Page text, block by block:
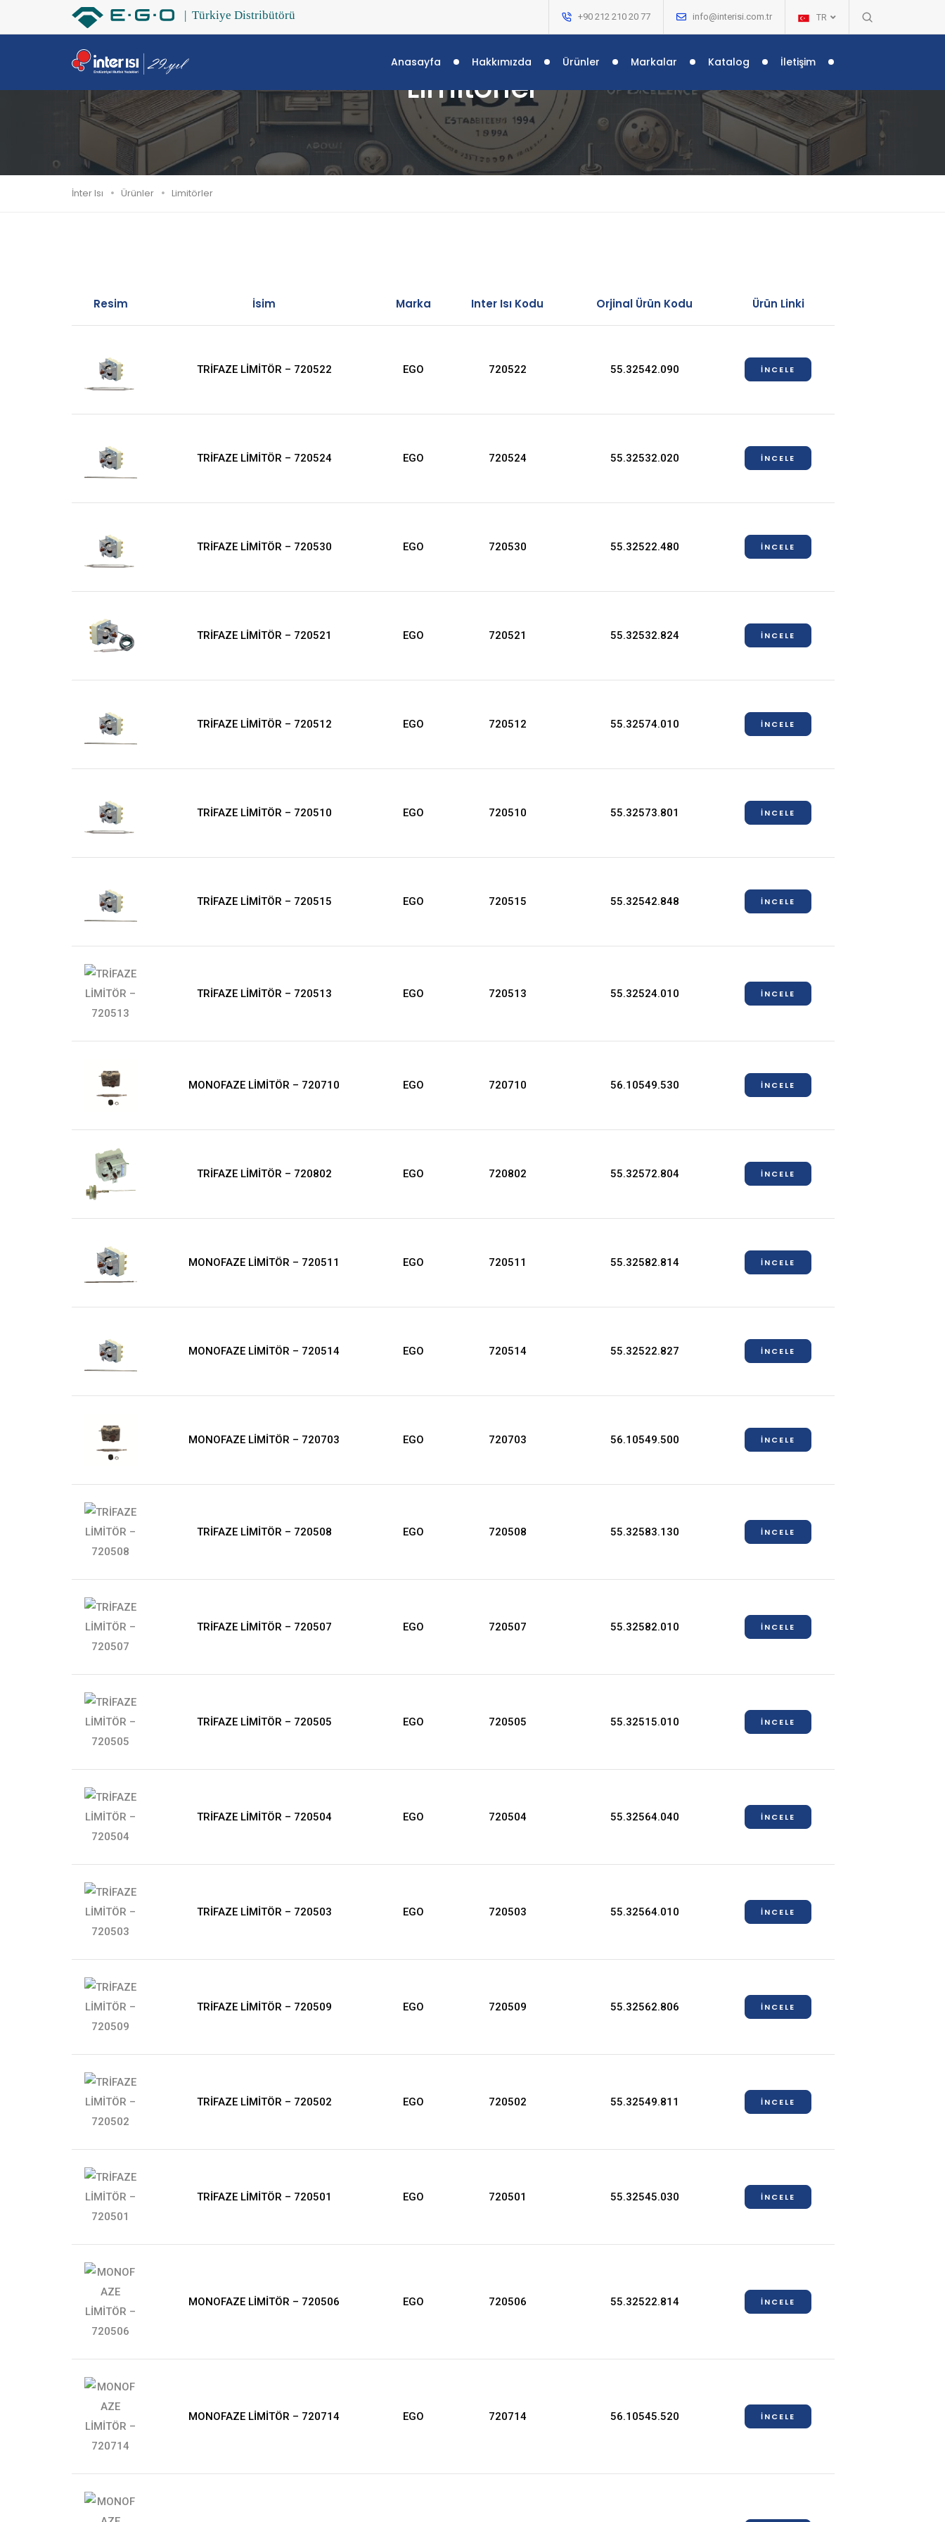
+90 212 210 20 77 info@interisi.com.tr TR
Anasayfa Hakkımızda Ürünler Markalar Katalog İletişim
Limitörler
İnter Isı Ürünler Limitörler
Resim İsim Marka Inter Isı Kodu Orjinal Ürün Kodu Ürün Linki
TRİFAZE LİMİTÖR – 720522 EGO 720522 55.32542.090 İNCELE
TRİFAZE LİMİTÖR – 720524 EGO 720524 55.32532.020 İNCELE
TRİFAZE LİMİTÖR – 720530 EGO 720530 55.32522.480 İNCELE
TRİFAZE LİMİTÖR – 720521 EGO 720521 55.32532.824 İNCELE
TRİFAZE LİMİTÖR – 720512 EGO 720512 55.32574.010 İNCELE
TRİFAZE LİMİTÖR – 720510 EGO 720510 55.32573.801 İNCELE
TRİFAZE LİMİTÖR – 720515 EGO 720515 55.32542.848 İNCELE
TRİFAZE LİMİTÖR – 720513 EGO 720513 55.32524.010 İNCELE
MONOFAZE LİMİTÖR – 720710 EGO 720710 56.10549.530 İNCELE
TRİFAZE LİMİTÖR – 720802 EGO 720802 55.32572.804 İNCELE
MONOFAZE LİMİTÖR – 720511 EGO 720511 55.32582.814 İNCELE
MONOFAZE LİMİTÖR – 720514 EGO 720514 55.32522.827 İNCELE
MONOFAZE LİMİTÖR – 720703 EGO 720703 56.10549.500 İNCELE
TRİFAZE LİMİTÖR – 720508 EGO 720508 55.32583.130 İNCELE
TRİFAZE LİMİTÖR – 720507 EGO 720507 55.32582.010 İNCELE
TRİFAZE LİMİTÖR – 720505 EGO 720505 55.32515.010 İNCELE
TRİFAZE LİMİTÖR – 720504 EGO 720504 55.32564.040 İNCELE
TRİFAZE LİMİTÖR – 720503 EGO 720503 55.32564.010 İNCELE
TRİFAZE LİMİTÖR – 720509 EGO 720509 55.32562.806 İNCELE
TRİFAZE LİMİTÖR – 720502 EGO 720502 55.32549.811 İNCELE
TRİFAZE LİMİTÖR – 720501 EGO 720501 55.32545.030 İNCELE
MONOFAZE LİMİTÖR – 720506 EGO 720506 55.32522.814 İNCELE
MONOFAZE LİMİTÖR – 720714 EGO 720714 56.10545.520 İNCELE